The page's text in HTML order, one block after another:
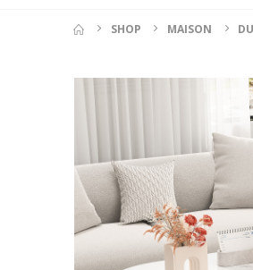
SHOP MAISON